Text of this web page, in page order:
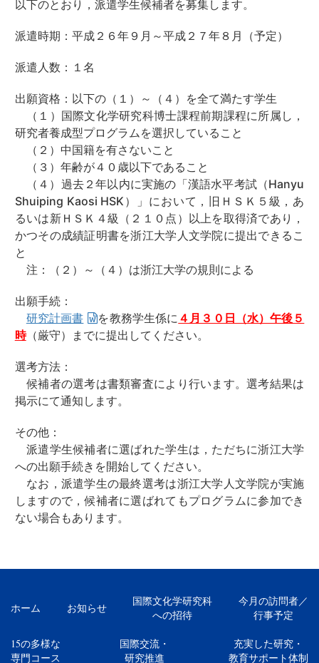
以下のとおり，派遣学生候補者を募集します。
派遣時期：平成２６年９月～平成２７年８月（予定）
派遣人数：１名
出願資格：以下の（１）～（４）を全て満たす学生
（１）国際文化学研究科博士課程前期課程に所属し，
研究者養成型プログラムを選択していること
（２）中国籍を有さないこと
（３）年齢が４０歳以下であること
（４）過去２年以内に実施の「漢語水平考試（Hanyu
Shuiping Kaosi HSK）」において，旧ＨＳＫ５級，あ
るいは新ＨＳＫ４級（２１０点）以上を取得済であり，
かつその成績証明書を浙江大学人文学院に提出できるこ
と
注：（２）～（４）は浙江大学の規則による
出願手続：
研究計画書
を教務学生係に ４月３０日（水）午後５
時（厳守）までに提出してください。
選考方法：
候補者の選考は書類審査により行います。選考結果は
掲示にて通知します。
その他：
派遣学生候補者に選ばれた学生は，ただちに浙江大学
への出願手続きを開始してください。
なお，派遣学生の最終選考は浙江大学人文学院が実施
しますので，候補者に選ばれてもプログラムに参加でき
ない場合もあります。
ホーム お知らせ
国際文化学研究科
への招待
今月の訪問者／
行事予定
15の多様な
専門コース
国際交流・
研究推進
充実した研究・
教育サポート体制